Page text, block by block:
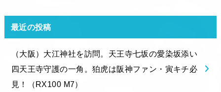
最近の投稿
（大阪）大江神社を訪問。天王寺七坂の愛染坂添い
四天王寺守護の一角。狛虎は阪神ファン・寅キチ必
見！（RX100 M7）